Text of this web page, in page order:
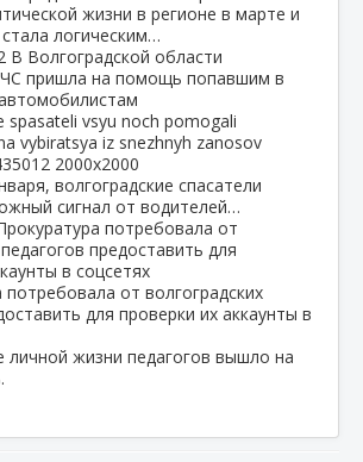
жизни в регионе в марте и
логическим…
В Волгоградской области
пришла на помощь попавшим в
волгоградские спасатели
сигнал от водителей…
потребовала от
предоставить для
в соцсетях
личной жизни педагогов вышло на